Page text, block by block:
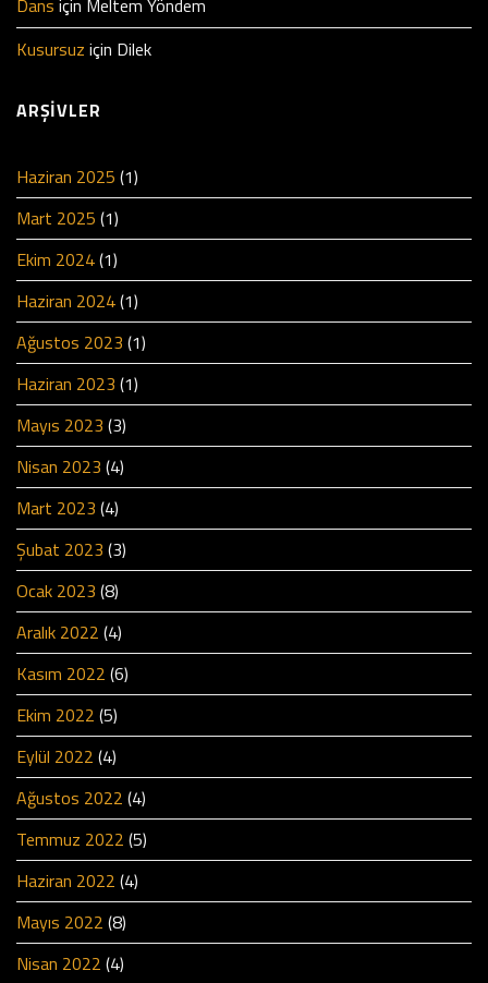
Dans için Meltem Yöndem
Kusursuz için Dilek
ARŞIVLER
Haziran 2025 (1)
Mart 2025 (1)
Ekim 2024(1)
Haziran 2024(1)
Ağustos 2023 (1)
Haziran 2023 (1)
Mayıs 2023 (3)
Nisan 2023 (4)
Mart 2023 (4)
Şubat 2023 (3)
Ocak 2023 (8)
Aralık 2022 (4)
Kasım 2022 (6)
Ekim 2022 (5)
Eylül 2022 (4)
Ağustos 2022 (4)
Temmuz 2022 (5)
Haziran 2022 (4)
Mayıs 2022 (8)
Nisan 2022 (4)